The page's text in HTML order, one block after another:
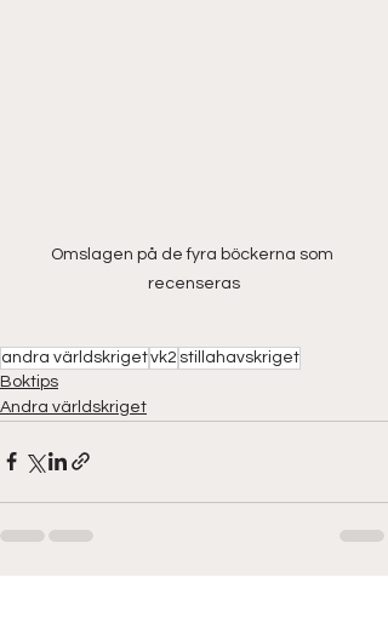
Omslagen på de fyra böckerna som
recenseras
andra världskrigetvk2 stillahavskriget
Boktips
Andra världskriget